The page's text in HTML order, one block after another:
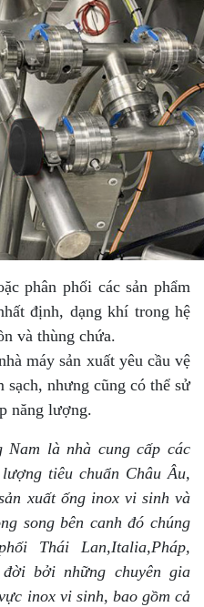
phân phối các sản phẩm
định, dạng khí trong hệ
và thùng chứa.
máy sản xuất yêu cầu vệ
nhưng cũng có thể sử
năng lượng.
là nhà cung cấp các
tiêu chuẩn Châu Âu,
xuất ống inox vi sinh và
song bên canh đó chúng
Thái Lan,Italia,Pháp,
bởi những chuyên gia
inox vi sinh, bao gồm cả